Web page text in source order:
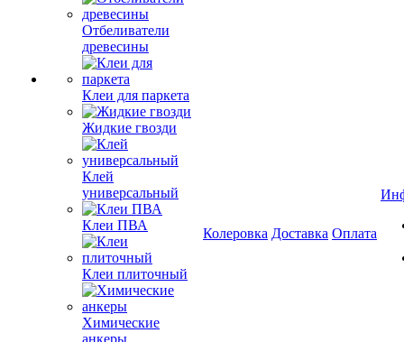
Отбеливатели
древесины
Клеи для паркета
Жидкие гвозди
Клей
универсальный
Клеи ПВА
Клеи плиточный
Химические
анкеры
Колеровка Доставка Оплата